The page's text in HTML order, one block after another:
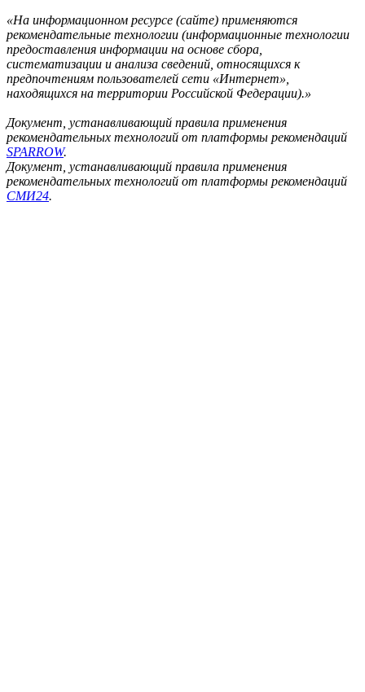
«На информационном ресурсе (сайте) применяются
рекомендательные технологии (информационные технологии
предоставления информации на основе сбора,
систематизации и анализа сведений, относящихся к
предпочтениям пользователей сети «Интернет»,
находящихся на территории Российской Федерации).»
Документ, устанавливающий правила применения
рекомендательных технологий от платформы рекомендаций
SPARROW.
Документ, устанавливающий правила применения
рекомендательных технологий от платформы рекомендаций
СМИ24.